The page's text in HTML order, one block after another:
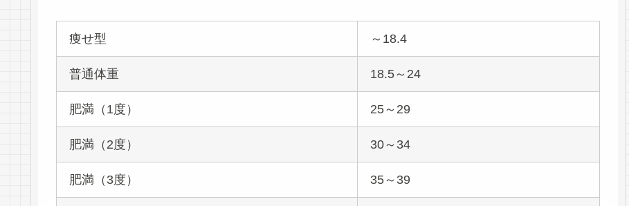
痩せ型 ～18.4
普通体重 18.5～24
肥満（1度） 25～29
肥満（2度） 30～34
肥満（3度） 35～39